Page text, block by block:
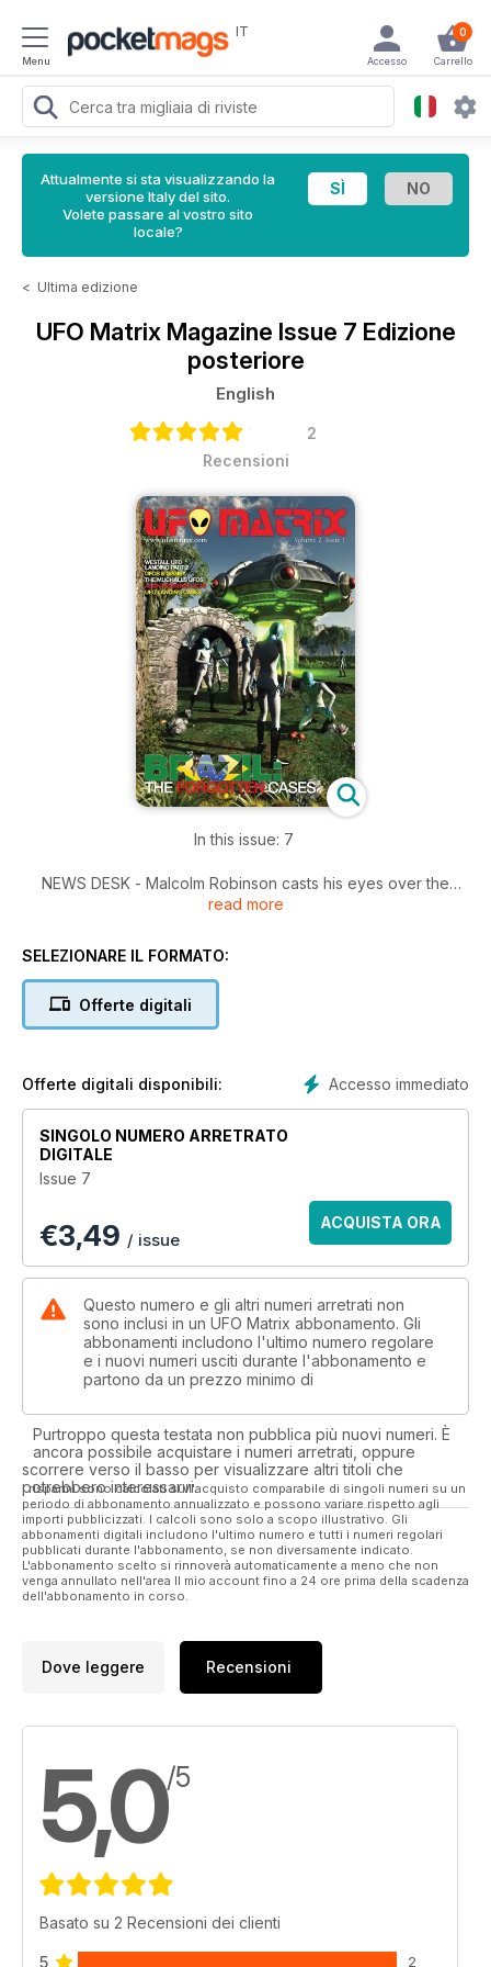
Menu
IT 0
Carrello
Accesso
Attualmente si sta visualizzando la
versione Italy del sito.
Volete passare al vostro sito
locale?
< Ultima edizione
UFO Matrix Magazine Issue 7 Edizione
posteriore
English
2
Recensioni
In this issue: 7
NEWS DESK - Malcolm Robinson casts his eyes over the
latest ufological items making the news.
BRAZIL: - THE FORGOTTEN CASES Whenever we can at UFO
forgotten about. Thiago Ticchetti does exactly that from
film makers ?
on the UFO landing case from Australia in 1966.
THE MUCHALLS UFOS - Tom James Moir details his own
sighting from Muchalls in North-East Scotland.
SPOTLIGHT - Michael Hallowell delves into UFO cases, films
and photographs that are currently causing a lot of debate.
CLAS SVAHN - Interviews the Apollo astronaut Edgar Mitchell.
MoD X-FILES - Former MoD UFO expert and UFO MATRIX
columnist Nick Pope Does not believe that the movie makers
have been influenced by anyone from the corridors of
power.
OZ COLUMN - Lee Paqui & Sheryl Gottschall ask 'Why no
crop circles down under ?'
THE ALIENS VANISHING ACT - Ahmad Jamaludin discusses
entity cases where the entities simply 'vanish'.
PROOF AT LAST? Are UFO landings proof at last of ET
visitation?
read more
SELEZIONARE IL FORMATO:
Offerte digitali
Accesso immediato
Offerte digitali disponibili:
SINGOLO NUMERO ARRETRATO
DIGITALE
Issue 7
€3,49 / issue
ACQUISTA ORA
Questo numero e gli altri numeri arretrati non
sono inclusi in un UFO Matrix abbonamento. Gli
abbonamenti includono l'ultimo numero regolare
e i nuovi numeri usciti durante l'abbonamento e
partono da un prezzo minimo di
Purtroppo questa testata non pubblica più nuovi numeri. È
ancora possibile acquistare i numeri arretrati, oppure
scorrere verso il basso per visualizzare altri titoli che
potrebbero interessarvi.
I risparmi sono calcolati sull'acquisto comparabile di singoli numeri su un
periodo di abbonamento annualizzato e possono variare rispetto agli
importi pubblicizzati. I calcoli sono solo a scopo illustrativo. Gli
abbonamenti digitali includono l'ultimo numero e tutti i numeri regolari
pubblicati durante l'abbonamento, se non diversamente indicato.
L'abbonamento scelto si rinnoverà automaticamente a meno che non
venga annullato nell'area Il mio account fino a 24 ore prima della scadenza
dell'abbonamento in corso.
Dove leggere Recensioni
5,0/5
Basato su 2 Recensioni dei clienti
5 2